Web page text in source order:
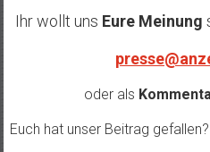
Ihr wollt uns Eure Meinung
oder als
Euch hat unser Beitrag